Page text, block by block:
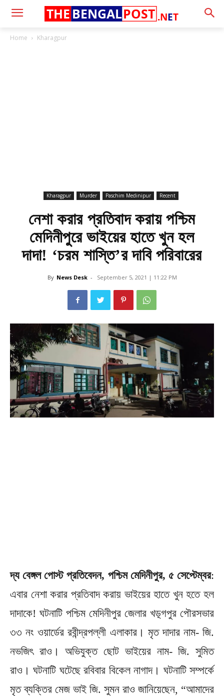
.NET
THE BENGALPOST
Home Kharagpur
Kharagpur Murder Paschim Medinipur Recent
নেশা করার প্রতিবাদ করায় পশ্চিম
মেদিনীপুরে ভাইয়ের হাতে খুন হল
দাদা! ‘চরম শাস্তি’র দাবি পরিবারের
By News Desk - September 5, 2021 | 11:22 PM
দ্য বেঙ্গল পোস্ট প্রতিবেদন, পশ্চিম মেদিনীপুর, ৫ সেপ্টেম্বর:
এবার নেশা করার প্রতিবাদ করায় ভাইয়ের হাতে খুন হতে হল
দাদাকে! ঘটনাটি পশ্চিম মেদিনীপুর জেলার খড়্গপুর পৌরসভার
৩৩ নং ওয়ার্ডের রবীন্দ্রপল্লী এলাকার। মৃত দাদার নাম- জি.
নভজিৎ রাও। অভিযুক্ত ছোট ভাইয়ের নাম- জি. সুমিত
রাও। ঘটনাটি ঘটেছে রবিবার বিকেল নাগাদ। ঘটনাটি সম্পর্কে
মৃত ব্যক্তির মেজ ভাই জি. সুমন রাও জানিয়েছেন, “আমাদের